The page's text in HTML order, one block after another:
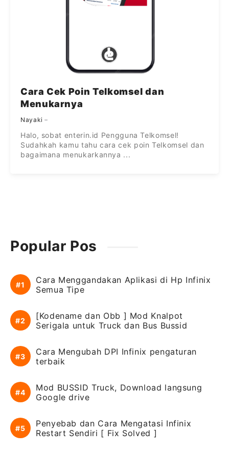
Cara Cek Poin Telkomsel dan
Menukarnya
Nayaki
Halo, sobat enterin.id Pengguna Telkomsel!
Sudahkah kamu tahu cara cek poin Telkomsel dan
bagaimana menukarkannya ...
Popular Pos
Cara Menggandakan Aplikasi di Hp Infinix
Semua Tipe
[Kodename dan Obb ] Mod Knalpot
Serigala untuk Truck dan Bus Bussid
Cara Mengubah DPI Infinix pengaturan
terbaik
Mod BUSSID Truck, Download langsung
Google drive
Penyebab dan Cara Mengatasi Infinix
Restart Sendiri [ Fix Solved ]